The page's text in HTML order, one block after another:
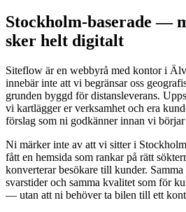
Stockholm-baserade —
sker helt digitalt
Siteflow är en webbyrå med kontor i
innebär inte att vi begränsar oss
grunden byggd för distansleverans.
vi kartlägger er verksamhet och era
förslag som ni godkänner innan vi
Ni märker inte av att vi sitter i
fått en hemsida som rankar på rätt
konverterar besökare till kunder. Samma
svarstider och samma kvalitet som för
— utan att ni behöver ta bilen till ett